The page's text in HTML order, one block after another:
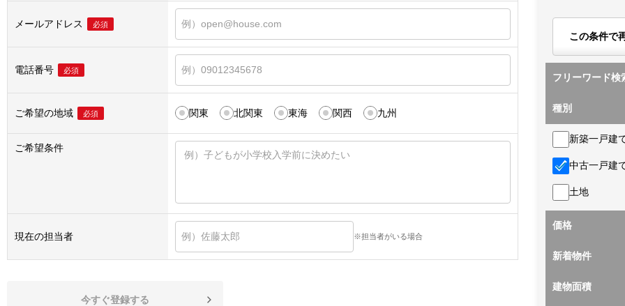
メールアドレス 必須
電話番号 必須
ご希望の地域 必須 関東 北関東 東海 関西 九州
ご希望条件
現在の担当者 ※担当者がいる場合
今すぐ登録する
この条件で
フリーワード検
種別
新築一戸建
中古一戸建
土地
価格
新着物件
建物面積